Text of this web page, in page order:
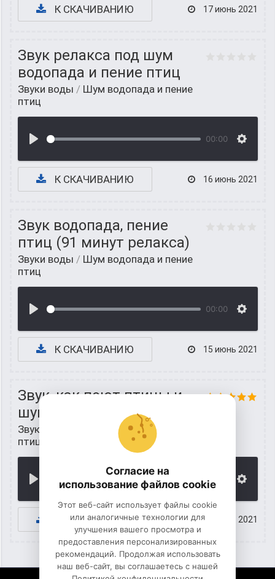
К СКАЧИВАНИЮ 17 июнь 2021
Звук релакса под шум
водопада и пение птиц
Звуки воды / Шум водопада и пение
птиц
00:00
К СКАЧИВАНИЮ 16 июнь 2021
Звук водопада, пение
птиц (91 минут релакса)
Звуки воды / Шум водопада и пение
птиц
00:00
К СКАЧИВАНИЮ 15 июнь 2021
Звук, как поют птицы и
шум водопада
Звуки воды
Шум водопада и пение
птиц
00:00
К СКАЧИВАНИЮ 15 июнь 2021
Согласие на
использование файлов cookie
Этот веб-сайт использует файлы cookie
или аналогичные технологии для
улучшения вашего просмотра и
предоставления персонализированных
рекомендаций. Продолжая использовать
наш веб-сайт, вы соглашаетесь с нашей